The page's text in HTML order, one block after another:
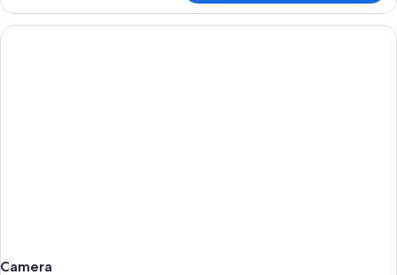
Standard,
vista
mare
Camera